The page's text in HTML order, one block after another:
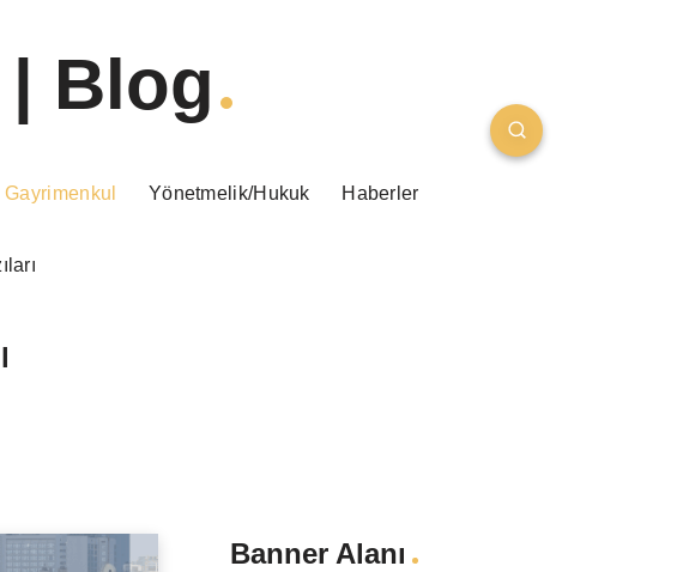
| Blog
Gayrimenkul Yönetmelik/Hukuk Haberler
Banner Alanı